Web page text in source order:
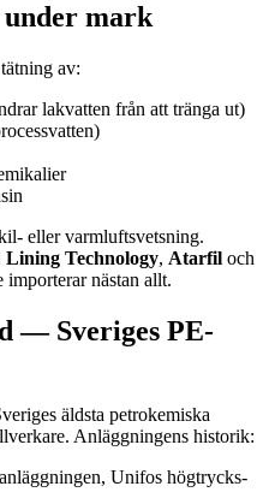
mark
av:
lakvatten från att tränga ut)
eller varmluftsvetsning.
Lining Technology, Atarfil och
importerar nästan allt.
— Sveriges PE-
äldsta petrokemiska
Anläggningens historik:
Unifos högtrycks-